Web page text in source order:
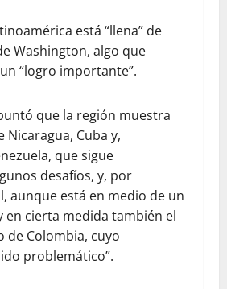
está “llena” de
Washington, algo que
“logro importante”.
que la región muestra
Nicaragua, Cuba y,
que sigue
desafíos, y, por
aunque está en medio de un
en cierta medida también el
de Colombia, cuyo
problemático”.